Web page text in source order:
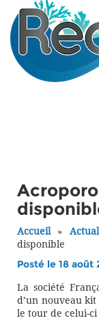
Accueil»
disponible
Posté le 18 août
La société
d’un nouveau
le tour de celui-ci